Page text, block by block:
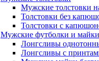
Мужские толстовки
Толстовки без
Толстовки с
Мужские футболки и майки
Лонгсливы
Лонгсливы с